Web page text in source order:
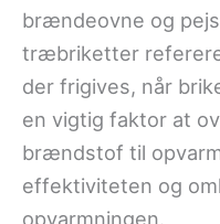
brændeovne og
træbriketter
der frigives, når
en vigtig faktor at
brændstof til
effektiviteten og
opvarmningen.